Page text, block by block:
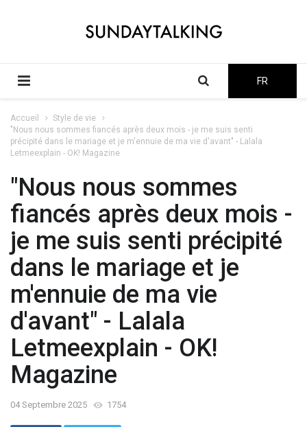
FR
Accueil
Style de vie
"Nous nous sommes fiancés après deux mois - je me suis senti
précipité dans le mariage et je m'ennuie de ma vie d'avant" - Lalala
Letmeexplain - OK! Magazine
"Nous nous sommes
fiancés après deux mois -
je me suis senti précipité
dans le mariage et je
m'ennuie de ma vie
d'avant" - Lalala
Letmeexplain - OK!
Magazine
04 Septembre 2025 1754